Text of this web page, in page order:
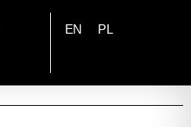
EN PL